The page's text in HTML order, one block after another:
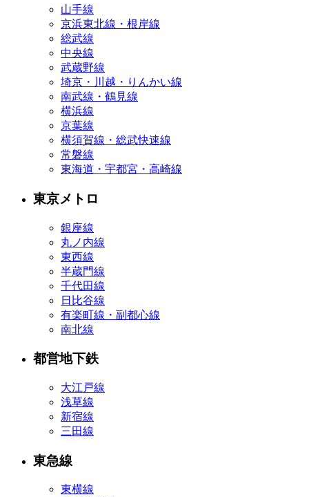
山手線
京浜東北線・根岸線
総武線
中央線
武蔵野線
埼京・川越・りんかい線
南武線・鶴見線
横浜線
京葉線
横須賀線・総武快速線
常磐線
東海道・宇都宮・高崎線
東京メトロ
銀座線
丸ノ内線
東西線
半蔵門線
千代田線
日比谷線
有楽町線・副都心線
南北線
都営地下鉄
大江戸線
浅草線
新宿線
三田線
東急線
東横線